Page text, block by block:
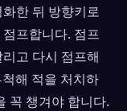
한 뒤 방향키로
프합니다. 점프
고 다시 점프해
해 적을 처치하
꼭 챙겨야 합니다.